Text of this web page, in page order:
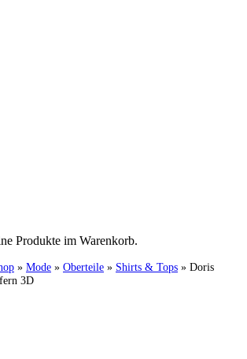
Produkte im Warenkorb.
» Mode » Oberteile » Shirts & Tops » Doris
3D